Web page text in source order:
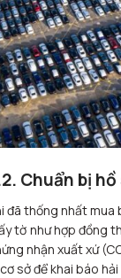
Chuẩn bị hồ
đã thống nhất mua
tờ như hợp đồng
nhận xuất xứ
sở để khai báo